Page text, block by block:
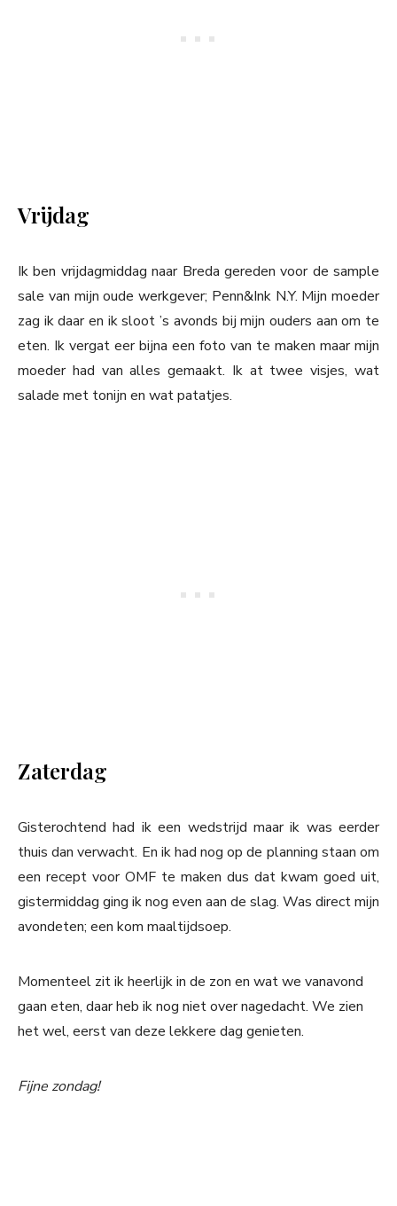
Vrijdag
Ik ben vrijdagmiddag naar Breda gereden voor de sample
sale van mijn oude werkgever; Penn&Ink N.Y. Mijn moeder
zag ik daar en ik sloot ’s avonds bij mijn ouders aan om te
eten. Ik vergat eer bijna een foto van te maken maar mijn
moeder had van alles gemaakt. Ik at twee visjes, wat
salade met tonijn en wat patatjes.
Zaterdag
Gisterochtend had ik een wedstrijd maar ik was eerder
thuis dan verwacht. En ik had nog op de planning staan om
een recept voor OMF te maken dus dat kwam goed uit,
gistermiddag ging ik nog even aan de slag. Was direct mijn
avondeten; een kom maaltijdsoep.
Momenteel zit ik heerlijk in de zon en wat we vanavond
gaan eten, daar heb ik nog niet over nagedacht. We zien
het wel, eerst van deze lekkere dag genieten.
Fijne zondag!